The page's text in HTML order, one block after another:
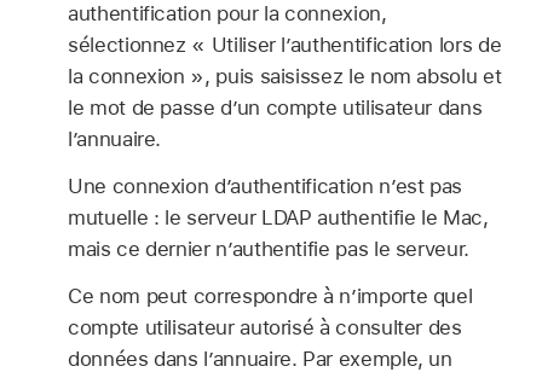
authentification pour la connexion,
sélectionnez « Utiliser l’authentification lors de
la connexion », puis saisissez le nom absolu et
le mot de passe d’un compte utilisateur dans
l’annuaire.
Une connexion d’authentification n’est pas
mutuelle : le serveur LDAP authentifie le Mac,
mais ce dernier n’authentifie pas le serveur.
Ce nom peut correspondre à n’importe quel
compte utilisateur autorisé à consulter des
données dans l’annuaire. Par exemple, un